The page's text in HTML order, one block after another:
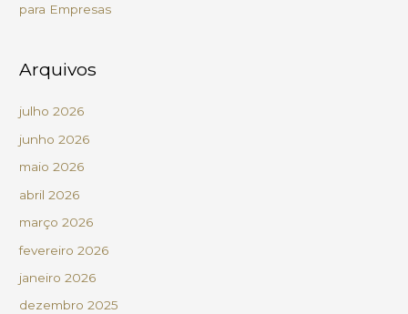
para Empresas
Arquivos
julho 2026
junho 2026
maio 2026
abril 2026
março 2026
fevereiro 2026
janeiro 2026
dezembro 2025